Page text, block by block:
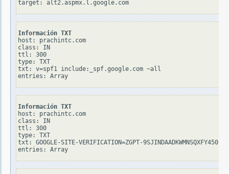
Información TXT
host: prachintc.com
class: IN
ttl: 300
type: TXT
txt: v=spf1 include:_spf.google.com ~all
Información TXT
host: prachintc.com
class: IN
ttl: 300
type: TXT
txt: GOOGLE-SITE-VERIFICATION=ZGPT-